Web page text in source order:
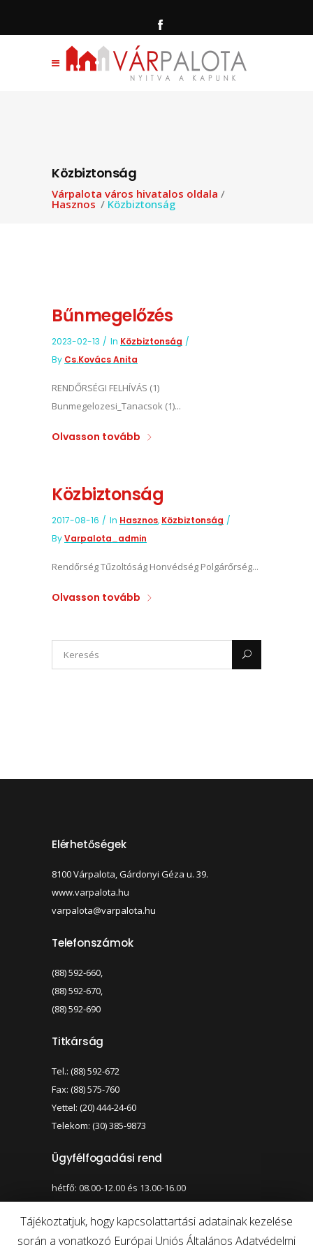
Közbiztonság
Várpalota város hivatalos oldala /
Hasznos / Közbiztonság
Bűnmegelőzés
2023-02-13 In Közbiztonság
By Cs.Kovács Anita
RENDŐRSÉGI FELHÍVÁS (1)
Bunmegelozesi_Tanacsok (1)...
Olvasson tovább
Közbiztonság
2017-08-16 In Hasznos, Közbiztonság
ByVarpalota_admin
Rendőrség Tűzoltóság Honvédség Polgárőrség...
Olvasson tovább
Elérhetőségek
8100 Várpalota, Gárdonyi Géza u. 39.
www.varpalota.hu
varpalota@varpalota.hu
Telefonszámok
(88) 592-660,
(88) 592-670,
(88) 592-690
Titkárság
Tel.: (88) 592-672
Fax: (88) 575-760
Yettel: (20) 444-24-60
Telekom: (30) 385-9873
Ügyfélfogadási rend
hétfő: 08.00-12.00 és 13.00-16.00
szerda: 08.00-12.00 és 13.00-17.00
Nagy kontraszt váltása
Tájékoztatjuk, hogy kapcsolattartási adatainak kezelése
során a vonatkozó Európai Uniós Általános Adatvédelmi